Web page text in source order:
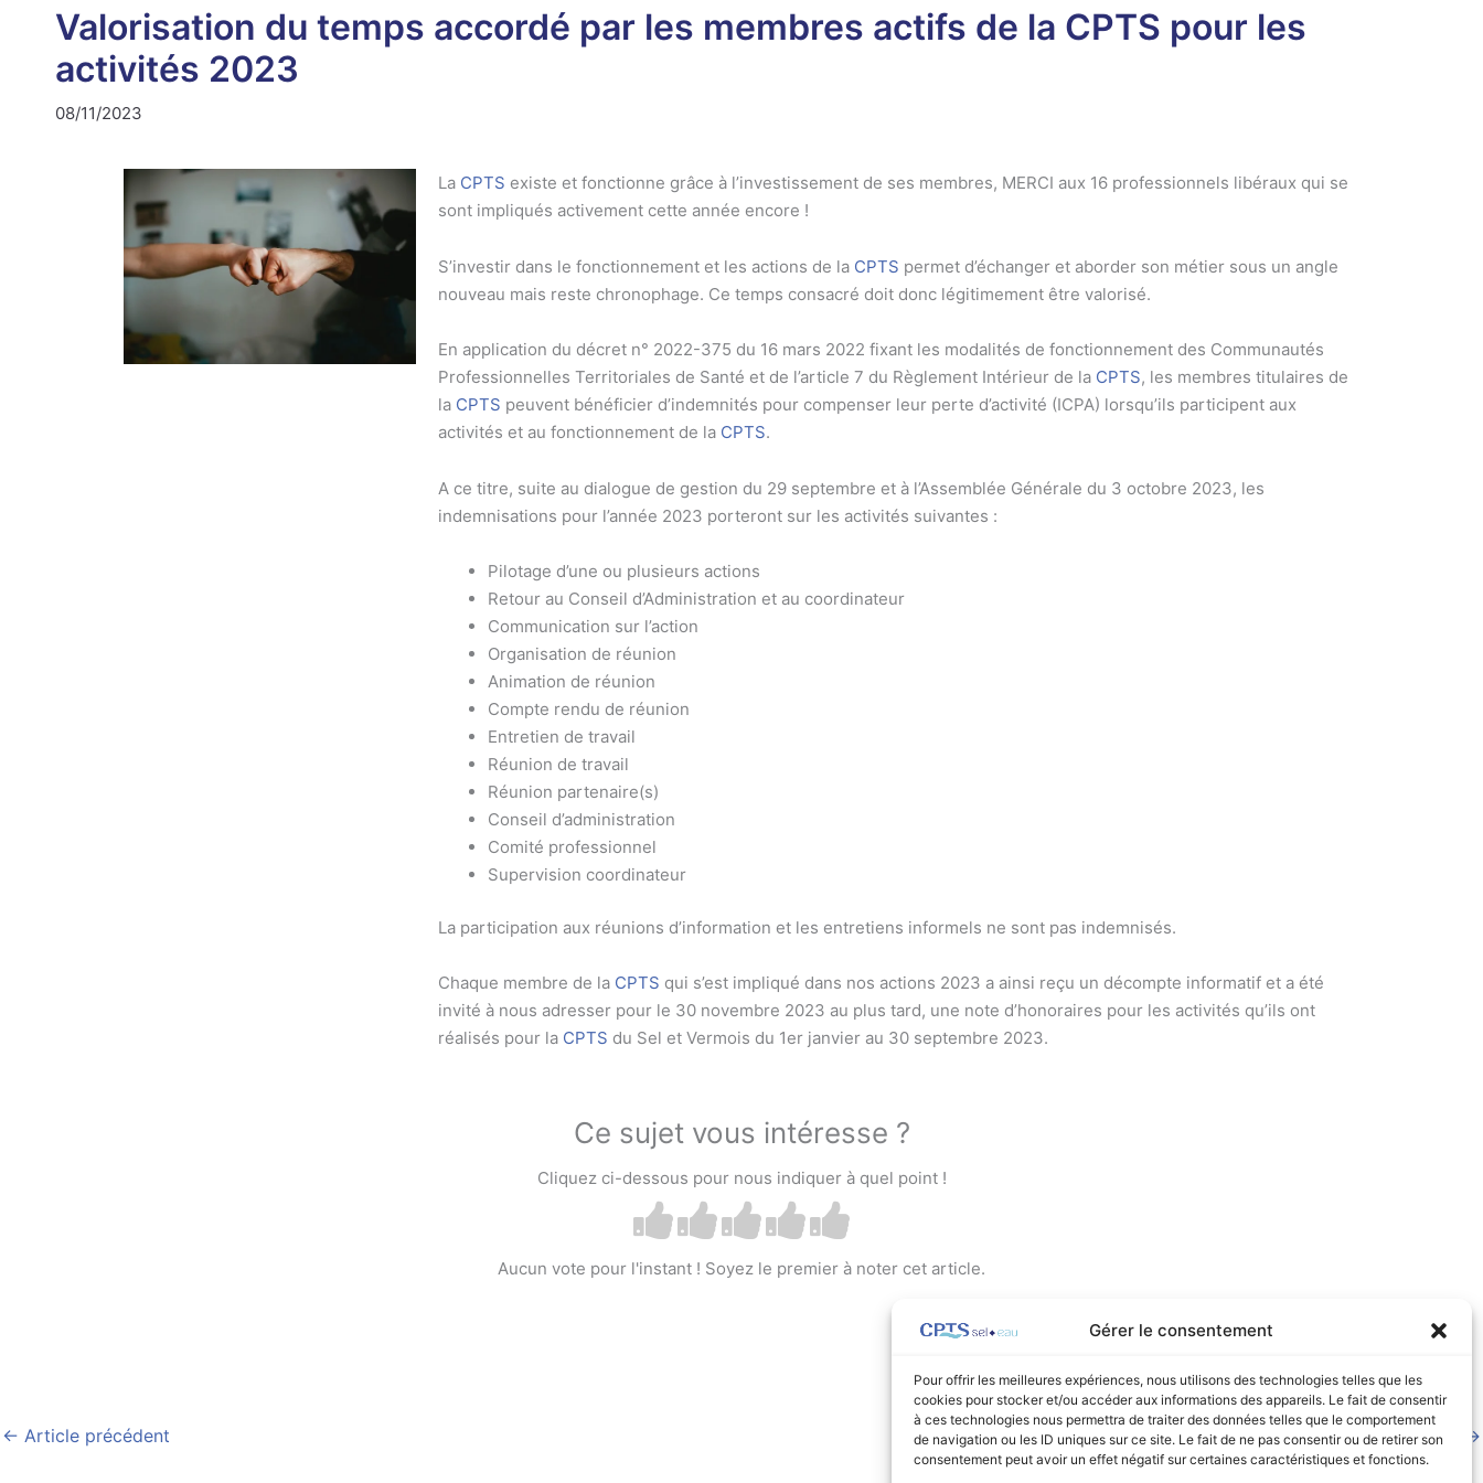
Gérer le consentement
Pour offrir les meilleures expériences, nous utilisons des technologies telles que les
cookies pour stocker et/ou accéder aux informations des appareils. Le fait de consentir
à ces technologies nous permettra de traiter des données telles que le comportement
de navigation ou les ID uniques sur ce site. Le fait de ne pas consentir ou de retirer son
consentement peut avoir un effet négatif sur certaines caractéristiques et fonctions.
Valorisation du temps accordé par les membres actifs de la CPTS pour les
activités 2023
08/11/2023
La CPTS existe et fonctionne grâce à l’investissement de ses membres, MERCI aux 16 professionnels libéraux qui se
sont impliqués activement cette année encore !
S’investir dans le fonctionnement et les actions de la CPTS permet d’échanger et aborder son métier sous un angle
nouveau mais reste chronophage. Ce temps consacré doit donc légitimement être valorisé.
En application du décret n° 2022-375 du 16 mars 2022 fixant les modalités de fonctionnement des Communautés
Professionnelles Territoriales de Santé et de l’article 7 du Règlement Intérieur de la CPTS, les membres titulaires de
la CPTS peuvent bénéficier d’indemnités pour compenser leur perte d’activité (ICPA) lorsqu’ils participent aux
activités et au fonctionnement de la CPTS.
A ce titre, suite au dialogue de gestion du 29 septembre et à l’Assemblée Générale du 3 octobre 2023, les
indemnisations pour l’année 2023 porteront sur les activités suivantes :
Pilotage d’une ou plusieurs actions
Retour au Conseil d’Administration et au coordinateur
Communication sur l’action
Organisation de réunion
Animation de réunion
Compte rendu de réunion
Entretien de travail
Réunion de travail
Réunion partenaire(s)
Conseil d’administration
Comité professionnel
Supervision coordinateur
La participation aux réunions d’information et les entretiens informels ne sont pas indemnisés.
Chaque membre de la CPTS qui s’est impliqué dans nos actions 2023 a ainsi reçu un décompte informatif et a été
invité à nous adresser pour le 30 novembre 2023 au plus tard, une note d’honoraires pour les activités qu’ils ont
réalisés pour la CPTS du Sel et Vermois du 1er janvier au 30 septembre 2023.
Ce sujet vous intéresse ?
Cliquez ci-dessous pour nous indiquer à quel point !
Aucun vote pour l'instant ! Soyez le premier à noter cet article.
← Article précédent Article suivant →